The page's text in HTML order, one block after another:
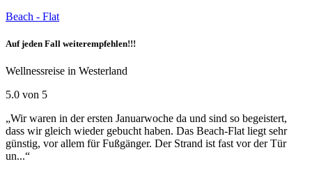
Beach - Flat
Auf jeden Fall weiterempfehlen!!!
Wellnessreise in Westerland
5.0 von 5
„Wir waren in der ersten Januarwoche da und sind so begeistert,
dass wir gleich wieder gebucht haben. Das Beach-Flat liegt sehr
günstig, vor allem für Fußgänger. Der Strand ist fast vor der Tür
un...“